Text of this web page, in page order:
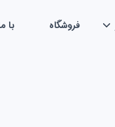
فروشگاه با